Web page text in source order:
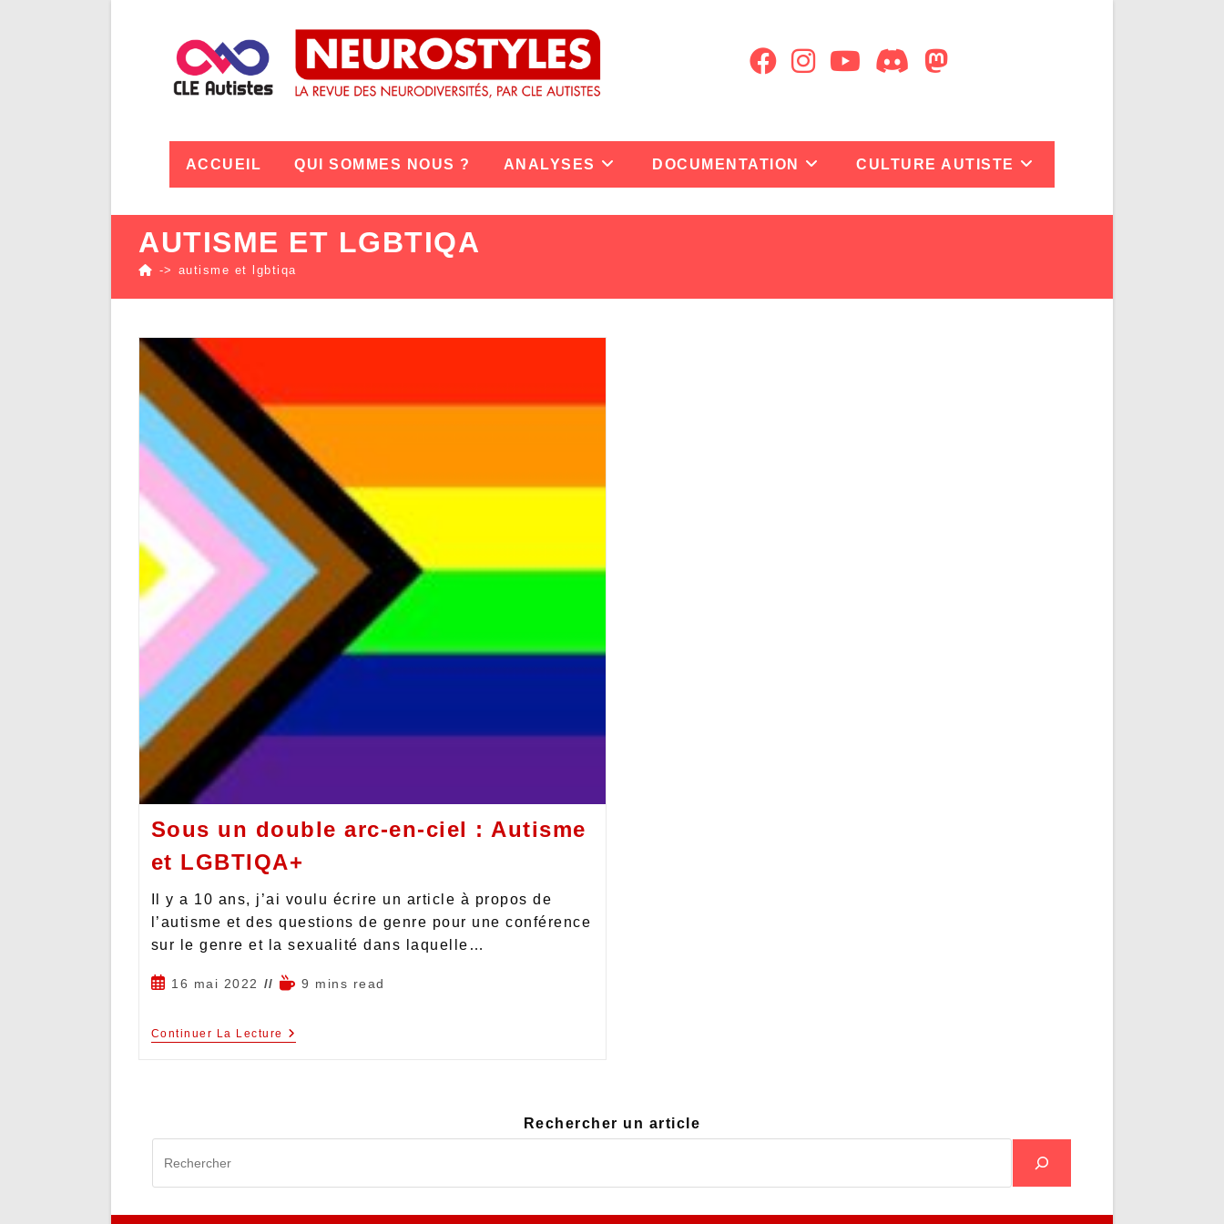
ACCUEIL QUI SOMMES NOUS ? ANALYSES DOCUMENTATION CULTURE AUTISTE
AUTISME ET LGBTIQA
-> autisme et lgbtiqa
Sous un double arc-en-ciel : Autisme
et LGBTIQA+
Il y a 10 ans, j’ai voulu écrire un article à propos de
l’autisme et des questions de genre pour une conférence
sur le genre et la sexualité dans laquelle…
16 mai 2022 9 mins read
Continuer La Lecture
Rechercher un article